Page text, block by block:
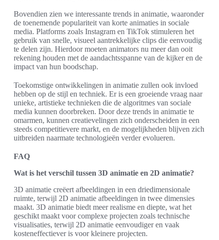
Bovendien zien we interessante trends in animatie, waaronder
de toenemende populariteit van korte animaties in sociale
media. Platforms zoals Instagram en TikTok stimuleren het
gebruik van snelle, visueel aantrekkelijke clips die eenvoudig
te delen zijn. Hierdoor moeten animators nu meer dan ooit
rekening houden met de aandachtsspanne van de kijker en de
impact van hun boodschap.
Toekomstige ontwikkelingen in animatie zullen ook invloed
hebben op de stijl en techniek. Er is een groeiende vraag naar
unieke, artistieke technieken die de algoritmes van sociale
media kunnen doorbreken. Door deze trends in animatie te
omarmen, kunnen creatievelingen zich onderscheiden in een
steeds competitievere markt, en de mogelijkheden blijven zich
uitbreiden naarmate technologieën verder evolueren.
FAQ
Wat is het verschil tussen 3D animatie en 2D animatie?
3D animatie creëert afbeeldingen in een driedimensionale
ruimte, terwijl 2D animatie afbeeldingen in twee dimensies
maakt. 3D animatie biedt meer realisme en diepte, wat het
geschikt maakt voor complexe projecten zoals technische
visualisaties, terwijl 2D animatie eenvoudiger en vaak
kosteneffectiever is voor kleinere projecten.